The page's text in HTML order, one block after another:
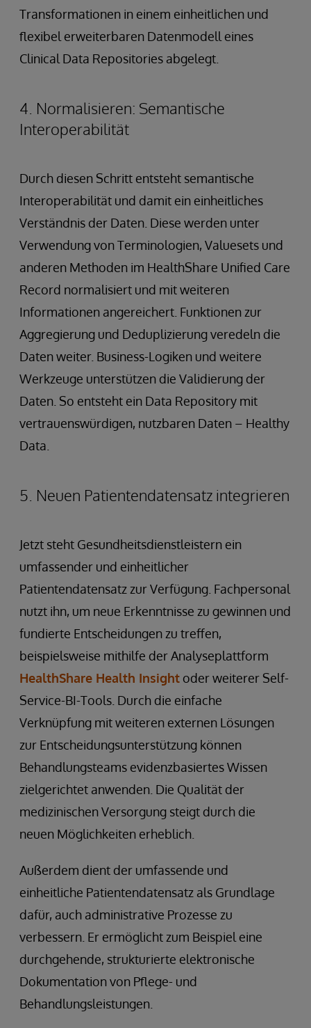
Transformationen in einem einheitlichen und
flexibel erweiterbaren Datenmodell eines
Clinical Data Repositories abgelegt.
4. Normalisieren: Semantische
Interoperabilität
Durch diesen Schritt entsteht semantische
Interoperabilität und damit ein einheitliches
Verständnis der Daten. Diese werden unter
Verwendung von Terminologien, Valuesets und
anderen Methoden im HealthShare Unified Care
Record normalisiert und mit weiteren
Informationen angereichert. Funktionen zur
Aggregierung und Deduplizierung veredeln die
Daten weiter. Business-Logiken und weitere
Werkzeuge unterstützen die Validierung der
Daten. So entsteht ein Data Repository mit
vertrauenswürdigen, nutzbaren Daten – Healthy
Data.
5. Neuen Patientendatensatz integrieren
Jetzt steht Gesundheitsdienstleistern ein
umfassender und einheitlicher
Patientendatensatz zur Verfügung. Fachpersonal
nutzt ihn, um neue Erkenntnisse zu gewinnen und
fundierte Entscheidungen zu treffen,
beispielsweise mithilfe der Analyseplattform
HealthShare Health Insight oder weiterer Self-
Service-BI-Tools. Durch die einfache
Verknüpfung mit weiteren externen Lösungen
zur Entscheidungsunterstützung können
Behandlungsteams evidenzbasiertes Wissen
zielgerichtet anwenden. Die Qualität der
medizinischen Versorgung steigt durch die
neuen Möglichkeiten erheblich.
Außerdem dient der umfassende und
einheitliche Patientendatensatz als Grundlage
dafür, auch administrative Prozesse zu
verbessern. Er ermöglicht zum Beispiel eine
durchgehende, strukturierte elektronische
Dokumentation von Pflege- und
Behandlungsleistungen.